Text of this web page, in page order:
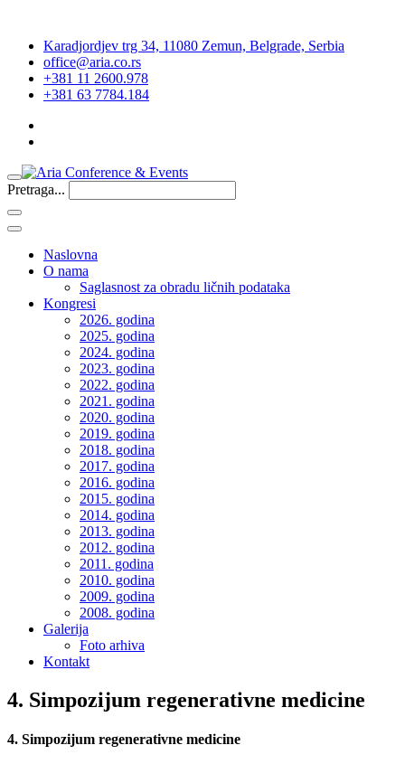
Karadjordjev trg 34, 11080 Zemun, Belgrade, Serbia
office@aria.co.rs
+381 11 2600.978
+381 63 7784.184
Pretraga...
Naslovna
O nama
Saglasnost za obradu ličnih podataka
Kongresi
2026. godina
2025. godina
2024. godina
2023. godina
2022. godina
2021. godina
2020. godina
2019. godina
2018. godina
2017. godina
2016. godina
2015. godina
2014. godina
2013. godina
2012. godina
2011. godina
2010. godina
2009. godina
2008. godina
Galerija
Foto arhiva
Kontakt
4. Simpozijum regenerativne medicine
4. Simpozijum regenerativne medicine